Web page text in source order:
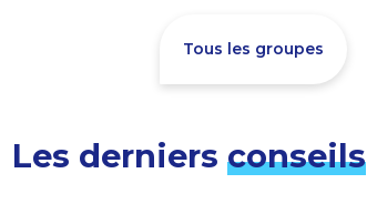
Tous les groupes
Les derniers conseils